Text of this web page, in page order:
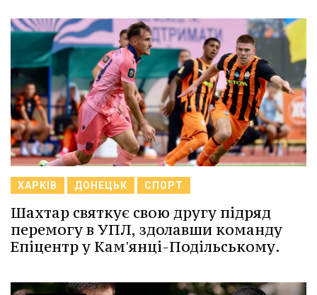
ХАРКІВ ДОНЕЦЬК СПОРТ
Шахтар святкує свою другу підряд
перемогу в УПЛ, здолавши команду
Епіцентр у Кам'янці-Подільському.